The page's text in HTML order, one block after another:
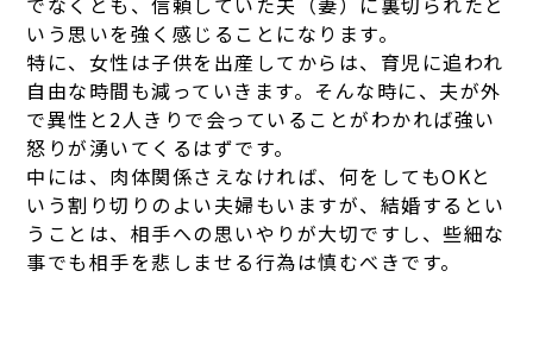
いう思いを強く感じることになります。
特に、女性は子供を出産してからは、育児に追われ
自由な時間も減っていきます。そんな時に、夫が外
で異性と2人きりで会っていることがわかれば強い
怒りが湧いてくるはずです。
中には、肉体関係さえなければ、何をしてもOKと
いう割り切りのよい夫婦もいますが、結婚するとい
うことは、相手への思いやりが大切ですし、些細な
事でも相手を悲しませる行為は慎むべきです。